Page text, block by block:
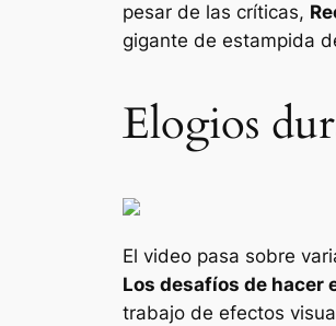
pesar de las críticas,
gigante de estampida
Elogios
El video pasa sobre
Los desafíos de hacer
trabajo de efectos